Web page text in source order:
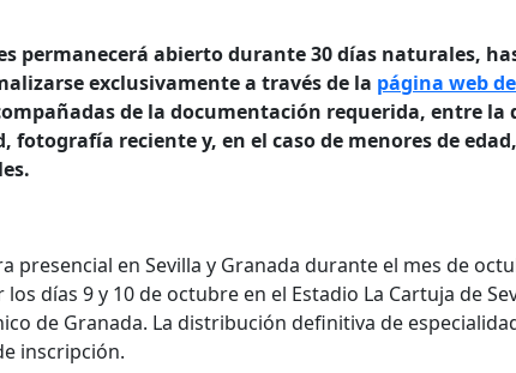
permanecerá abierto durante 30 días naturales,
exclusivamente a través de la página web
de la documentación requerida, entre la
reciente y, en el caso de menores de
presencial en Sevilla y Granada durante el mes de
días 9 y 10 de octubre en el Estadio La Cartuja de
de Granada. La distribución definitiva de
inscripción.